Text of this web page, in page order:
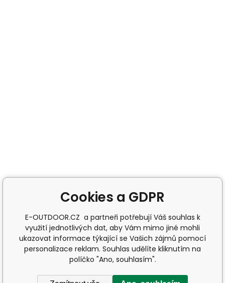
Cookies a GDPR
E-OUTDOOR.CZ a partneři potřebují Váš souhlas k
využití jednotlivých dat, aby Vám mimo jiné mohli
ukazovat informace týkající se Vašich zájmů pomocí
personalizace reklam. Souhlas udělíte kliknutím na
políčko "Ano, souhlasím".